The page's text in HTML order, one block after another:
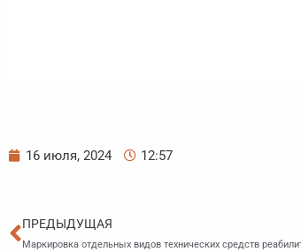
16 июля, 2024 12:57
Пред
ПРЕДЫДУЩАЯ
Маркировка отдельных видов технических средств